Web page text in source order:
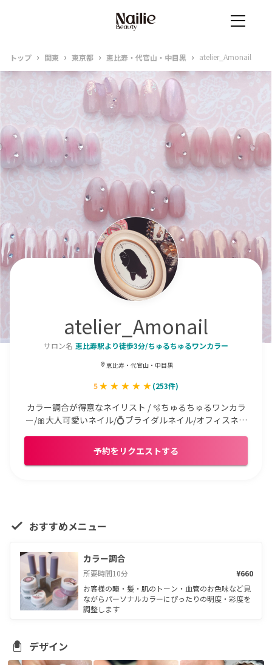
トップ › 関東 › 東京都 › 恵比寿・代官山・中目黒 › atelier_Amonail
atelier_Amonail
サロン名 恵比寿駅より徒歩3分/ちゅるちゅるワンカラー
恵比寿・代官山・中目黒
5 (253件)
カラー調合が得意なネイリスト / 🫧ちゅるちゅるワンカラ
ー/🎀大人可愛いネイル/💍ブライダルネイル/オフィスネイ
予約をリクエストする
おすすめメニュー
カラー調合
所要時間10分
¥660
お客様の瞳・髪・肌のトーン・血管のお色味など見
ながらパーソナルカラーにぴったりの明度・彩度を
調整します
デザイン